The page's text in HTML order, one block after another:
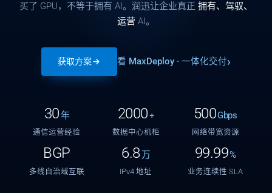
买了 GPU，不等于拥有 AI。润迅让企业真正 拥有、驾驭、
运营 AI。
获取方案 看 MaxDeploy · 一体化交付
30年
通信运营经验
2000+
数据中心机柜
500Gbps
网络带宽资源
BGP
多线自治域互联
6.8 万
IPv4 地址
99.99%
业务连续性 SLA